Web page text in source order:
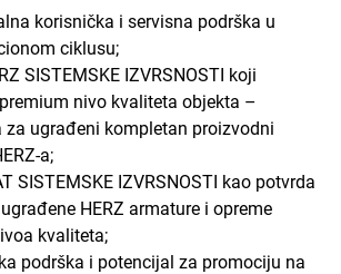
korisnička i servisna podrška u
ciklusu;
SISTEMSKE IZVRSNOSTI koji
nivo kvaliteta objekta –
za ugrađeni kompletan proizvodni
a;
SISTEMSKE IZVRSNOSTI kao potvrda
HERZ armature i opreme
kvaliteta;
podrška i potencijal za promociju na